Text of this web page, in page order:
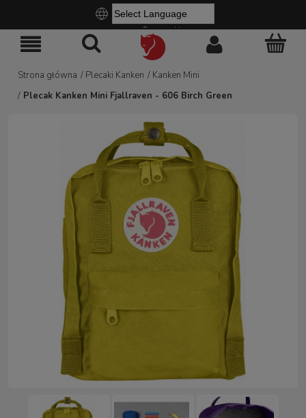
Powered by
Strona główna / Plecaki Kanken / Kanken Mini
/ Plecak Kanken Mini Fjallraven - 606 Birch Green